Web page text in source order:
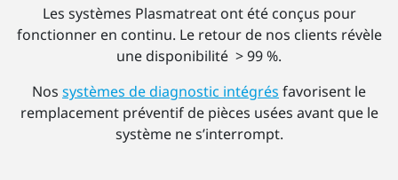
Les systèmes Plasmatreat ont été conçus pour
fonctionner en continu. Le retour de nos clients révèle
une disponibilité > 99 %.
Nos systèmes de diagnostic intégrés favorisent le
remplacement préventif de pièces usées avant que le
système ne s’interrompt.